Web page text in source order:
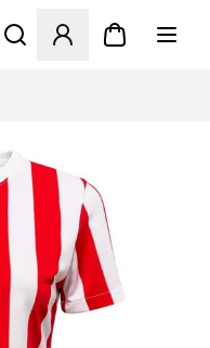
Opent een venster om in